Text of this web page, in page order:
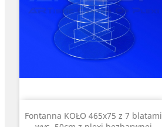
Fontanna KOŁO 465x75 z 7 blatami